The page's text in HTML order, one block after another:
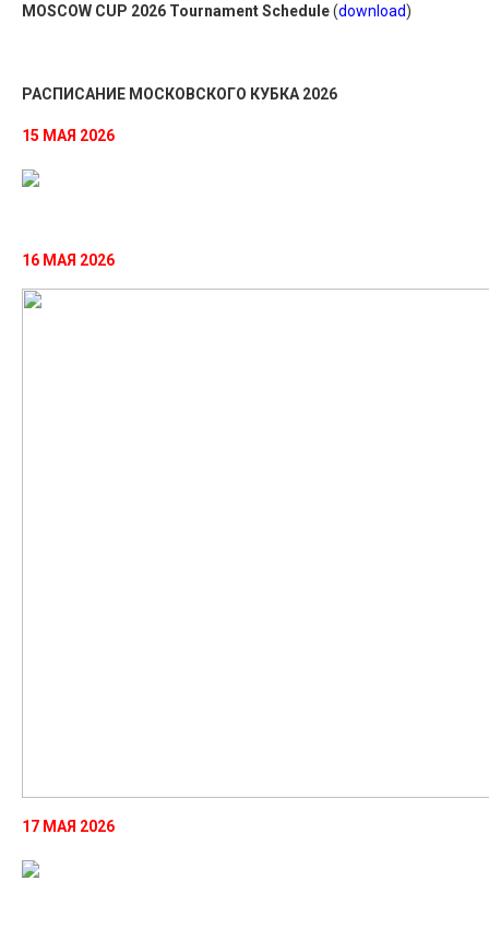
MOSCOW CUP 2026 Tournament Schedule(download)
РАСПИСАНИЕ МОСКОВСКОГО КУБКА 2026
15 МАЯ 2026
16 МАЯ 2026
17 МАЯ 2026